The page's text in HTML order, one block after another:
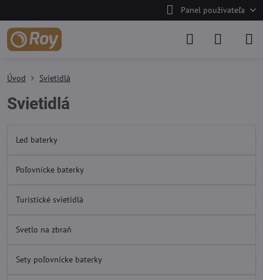
Panel používateľa
Úvod Svietidlá
Svietidlá
Led baterky
Poľovnícke baterky
Turistické svietidlá
Svetlo na zbraň
Sety poľovnícke baterky